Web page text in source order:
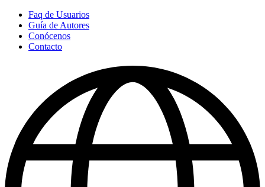
Faq de Usuarios
Guía de Autores
Conócenos
Contacto